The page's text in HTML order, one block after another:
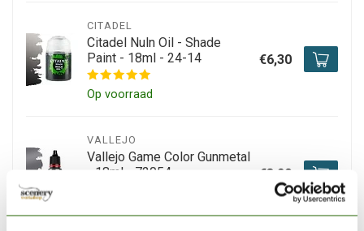
CITADEL
Citadel Nuln Oil - Shade
Paint - 18ml - 24-14
Op voorraad
€6,30
VALLEJO
Vallejo Game Color Gunmetal
- 18ml - 72054
€3,20